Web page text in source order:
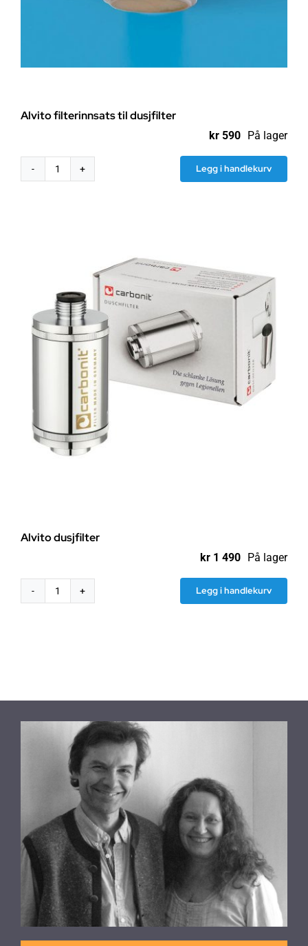
Alvito filterinnsats til dusjfilter
kr 590 På lager
Alvito
Legg i handlekurv
Alvito dusjfilter
kr 1 490 På lager
Alvito
Legg i handlekurv